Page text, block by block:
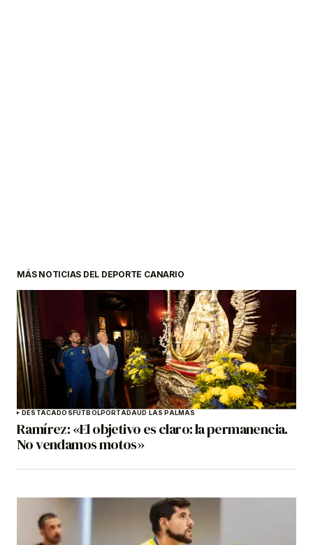
MÁS NOTICIAS DEL DEPORTE CANARIO
DESTACADOSFÚTBOLPORTADAUD LAS PALMAS
Ramírez: «El objetivo es claro: la permanencia.
No vendamos motos»